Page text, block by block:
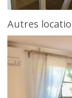
Autres